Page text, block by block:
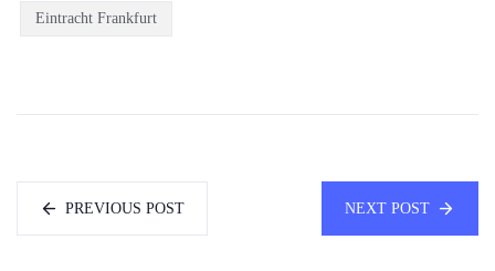
Eintracht Frankfurt
PREVIOUS POST NEXT POST